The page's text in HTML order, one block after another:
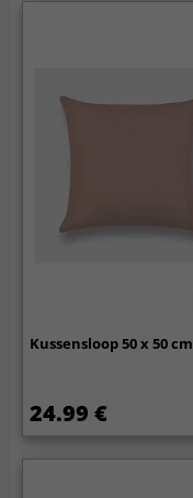
Kussensloop 50 x 50 cm
24.99 €